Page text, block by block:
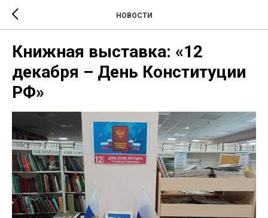
НОВОСТИ
Книжная выставка: «12
декабря – День Конституции
РФ»